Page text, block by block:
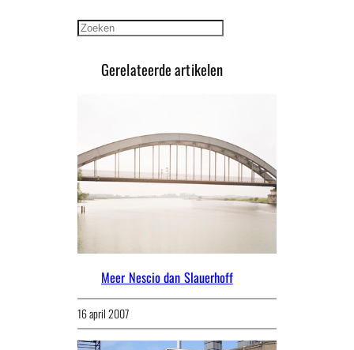
Zoeken
Gerelateerde artikelen
Meer Nescio dan Slauerhoff
16 april 2007